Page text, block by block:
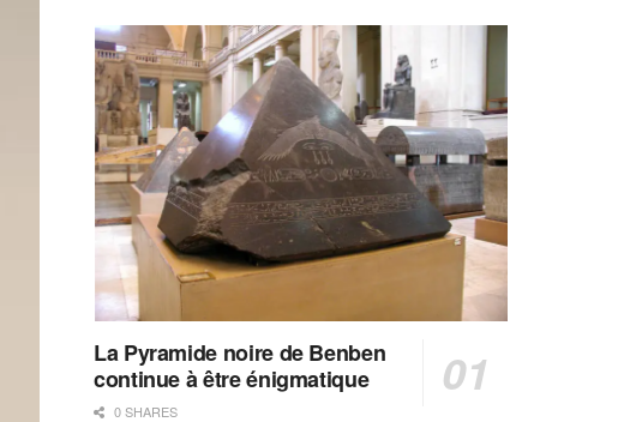
La Pyramide noire de Benben
continue à être énigmatique
0 SHARES